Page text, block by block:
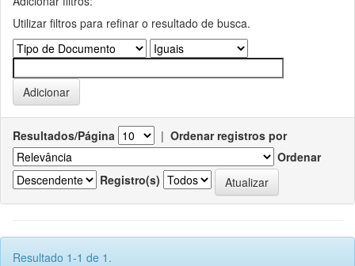
Utilizar filtros para refinar o resultado de busca.
Resultados/Página | Ordenar registros por
Ordenar
Registro(s)
Resultado 1-1 de 1.